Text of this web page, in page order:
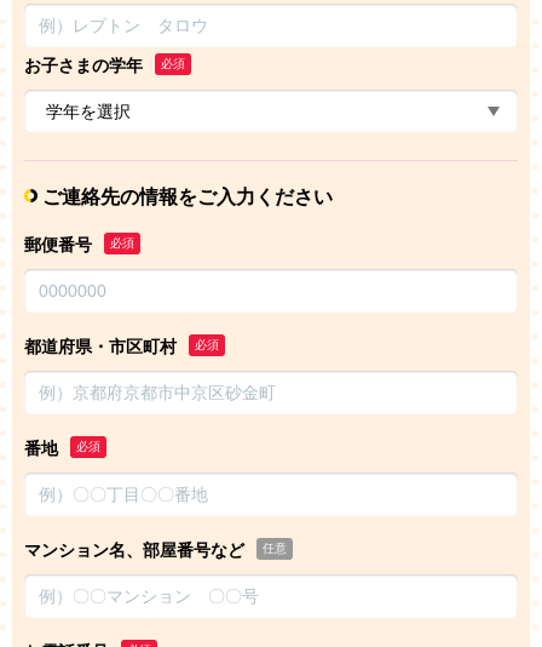
お子さまの学年 必須
ご連絡先の情報をご入力ください
郵便番号 必須
都道府県・市区町村 必須
番地 必須
マンション名、部屋番号など 任意